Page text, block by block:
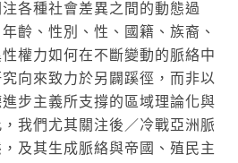
各種社會差異之間的動態過
齡、性別、性、國籍、族裔、
權力如何在不斷變動的脈絡中
向來致力於另闢蹊徑，而非以
步主義所支撐的區域理論化與
我們尤其關注後／冷戰亞洲脈
及其生成脈絡與帝國、殖民主